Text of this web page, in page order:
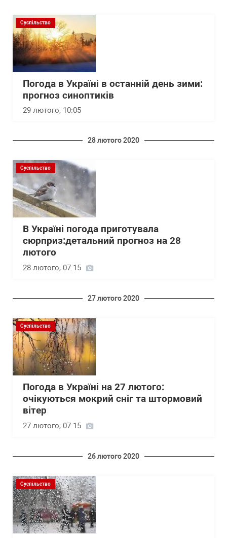
Суспільство
Погода в Україні в останній день зими:
прогноз синоптиків
29 лютого, 10:05
28 лютого 2020
Суспільство
В Україні погода приготувала
сюрприз:детальний прогноз на 28
лютого
28 лютого, 07:15
27 лютого 2020
Суспільство
Погода в Україні на 27 лютого:
очікуються мокрий сніг та штормовий
вітер
27 лютого, 07:15
26 лютого 2020
Суспільство